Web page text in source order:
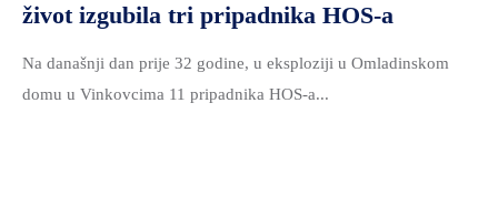
život izgubila tri pripadnika HOS-a
Na današnji dan prije 32 godine, u eksploziji u Omladinskom
domu u Vinkovcima 11 pripadnika HOS-a...